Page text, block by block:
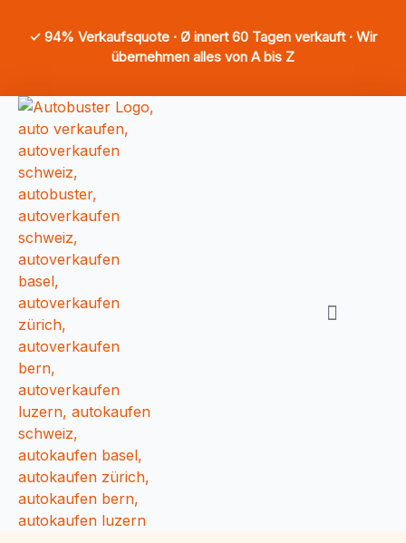
✓ 94% Verkaufsquote · Ø innert 60 Tagen verkauft · Wir
übernehmen alles von A bis Z